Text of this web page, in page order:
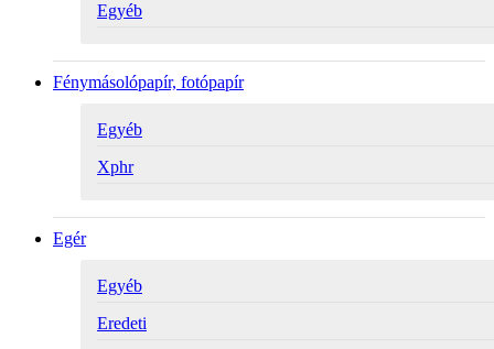
Egyéb
Fénymásolópapír, fotópapír
Egyéb
Xphr
Egér
Egyéb
Eredeti